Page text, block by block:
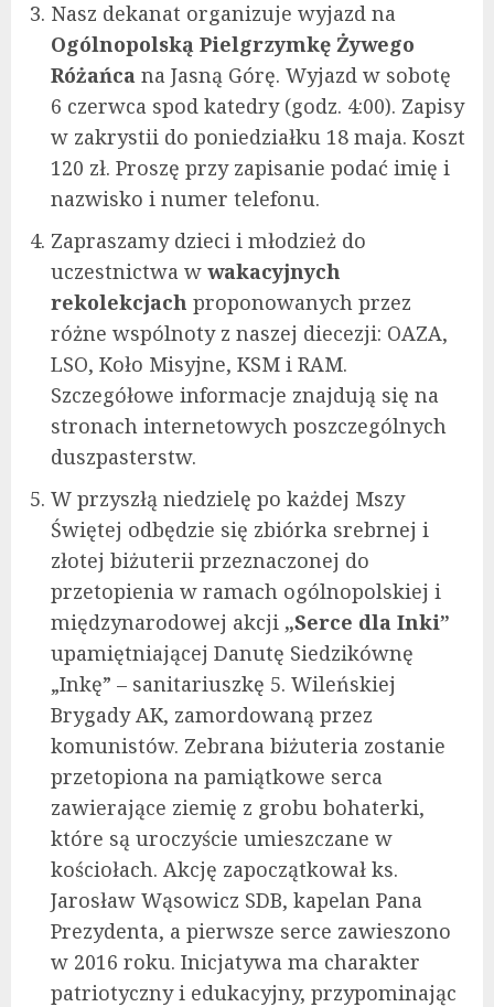
Nasz dekanat organizuje wyjazd na
Ogólnopolską Pielgrzymkę Żywego
Różańca na Jasną Górę. Wyjazd w sobotę
6 czerwca spod katedry (godz. 4:00). Zapisy
w zakrystii do poniedziałku 18 maja. Koszt
120 zł. Proszę przy zapisanie podać imię i
nazwisko i numer telefonu.
Zapraszamy dzieci i młodzież do
uczestnictwa w wakacyjnych
rekolekcjach proponowanych przez
różne wspólnoty z naszej diecezji: OAZA,
LSO, Koło Misyjne, KSM i RAM.
Szczegółowe informacje znajdują się na
stronach internetowych poszczególnych
duszpasterstw.
W przyszłą niedzielę po każdej Mszy
Świętej odbędzie się zbiórka srebrnej i
złotej biżuterii przeznaczonej do
przetopienia w ramach ogólnopolskiej i
międzynarodowej akcji „Serce dla Inki”
upamiętniającej Danutę Siedzikównę
„Inkę” – sanitariuszkę 5. Wileńskiej
Brygady AK, zamordowaną przez
komunistów. Zebrana biżuteria zostanie
przetopiona na pamiątkowe serca
zawierające ziemię z grobu bohaterki,
które są uroczyście umieszczane w
kościołach. Akcję zapoczątkował ks.
Jarosław Wąsowicz SDB, kapelan Pana
Prezydenta, a pierwsze serce zawieszono
w 2016 roku. Inicjatywa ma charakter
patriotyczny i edukacyjny, przypominając